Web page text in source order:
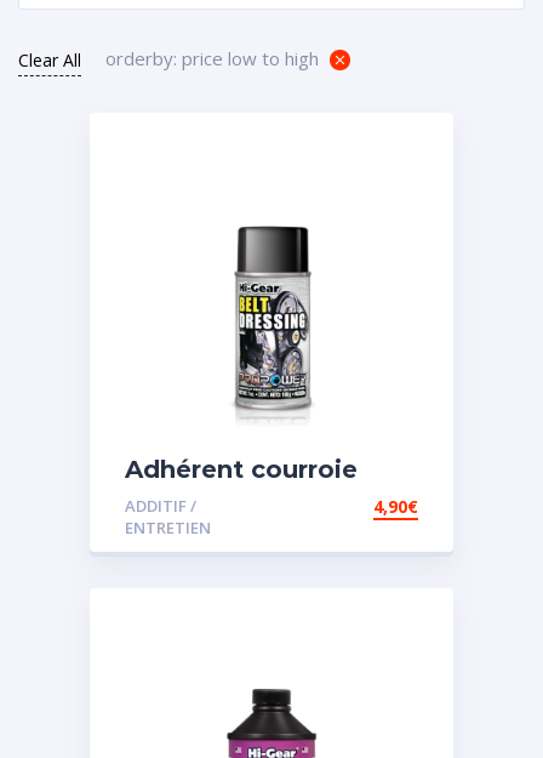
Clear All orderby: price low to high
Adhérent courroie
ADDITIF /
ENTRETIEN
4,90€